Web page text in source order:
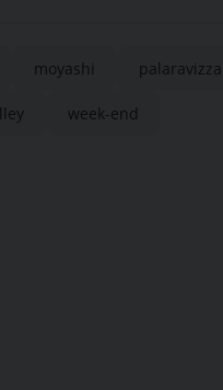
moyashi palaravizza
week-end